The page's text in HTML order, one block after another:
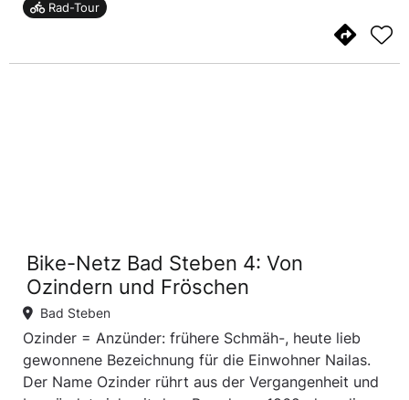
Rad-Tour
Bike-Netz Bad Steben 4: Von
Ozindern und Fröschen
Bad Steben
Ozinder = Anzünder: frühere Schmäh-, heute lieb
gewonnene Bezeichnung für die Einwohner Nailas.
Der Name Ozinder rührt aus der Vergangenheit und